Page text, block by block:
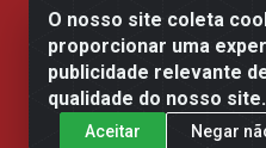
O nosso site coleta
proporcionar uma
publicidade relevante
qualidade do nosso site.
Aceitar Negar
Casa